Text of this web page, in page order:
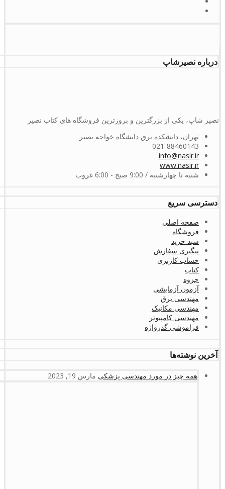
درباره نصیرشاپ
نصیر شاپ، یکی از بزرگترین و بروزترین فروشگاه های کتاب نصیر
تهران، دانشکده برق دانشگاه خواجه نصیر
021-88460143
info@nasir.ir
www.nasir.ir
شنبه تا چهارشنبه / 9:00 صبح - 6:00 غروب
دسترسی سریع
صفحه اصلی
فروشگاه
سبد خرید
پیگیری سفارش
حساب کاربری
کتاب
جزوه
آزمون آزمایشی
مهندسی برق
مهندسی مکانیک
مهندسی کامپیوتر
فراموشی گذرواژه
آخرین نوشته‌ها
همه چیز در مورد مهندسی پزشکی مارس 19, 2023